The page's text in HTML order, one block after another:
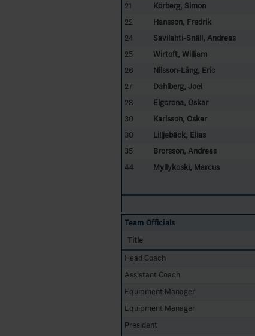
21
Körberg, Simon
22
Hansson, Fredrik
24
Savilahti-Snäll, Andreas
25
Wirtoft, William
26
Nilsson-Lång, Eric
27
Dahlberg, Joel
28
Elgcrona, Oskar
30
Karlsson, Oskar
30
Lilljebäck, Elias
35
Brorsson, Andreas
44
Myllykoski, Marcus
Team Officials
Title
Head Coach
Assistant Coach
Equipment Manager
Equipment Manager
President